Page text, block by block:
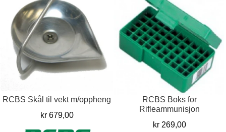
RCBS Skål til vekt m/oppheng
kr679,00
RCBS Boks for
Rifleammunisjon
kr269,00